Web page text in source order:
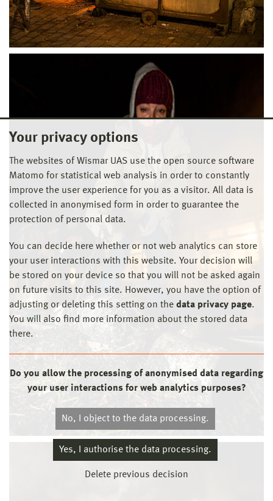
Your privacy options
The websites of Wismar UAS use the open source software
Matomo for statistical web analysis in order to constantly
improve the user experience for you as a visitor. All data is
collected in anonymised form in order to guarantee the
protection of personal data.
You can decide here whether or not web analytics can store
your user interactions with this website. Your decision will
be stored on your device so that you will not be asked again
on future visits to this site. However, you have the option of
adjusting or deleting this setting on the data privacy page.
You will also find more information about the stored data
there.
Do you allow the processing of anonymised data regarding
your user interactions for web analytics purposes?
No, I object to the data processing.
Yes, I authorise the data processing.
Delete previous decision